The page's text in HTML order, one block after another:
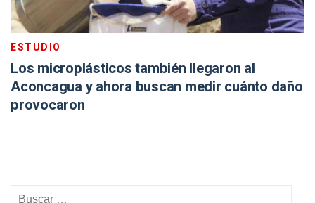
ESTUDIO
Los microplásticos también llegaron al
Aconcagua y ahora buscan medir cuánto daño
provocaron